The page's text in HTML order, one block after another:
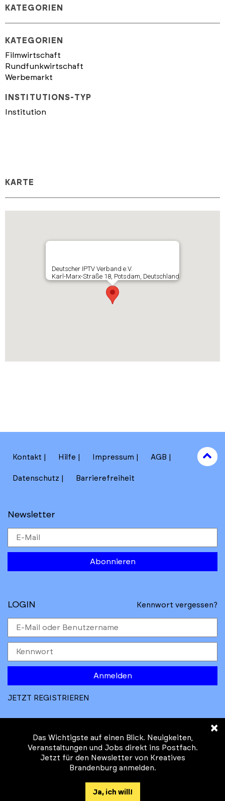
KATEGORIEN
KATEGORIEN
Filmwirtschaft
Rundfunkwirtschaft
Werbemarkt
INSTITUTIONS-TYP
Institution
KARTE
Deutscher IPTV Verband e.V.
Karl-Marx-Straße 18, Potsdam, Deutschland
Kontakt Hilfe Impressum AGB
Datenschutz Barrierefreiheit
Newsletter
Abonnieren
to
top
LOGIN Kennwort vergessen?
Anmelden
JETZT REGISTRIEREN
© Kreatives Brandenburg im Auftrag des
Klimaschutz des Landes Brandenburg
×
Das Wichtigste auf einen Blick. Neuigkeiten,
Veranstaltungen und Jobs direkt ins Postfach.
Jetzt für den Newsletter von Kreatives
Brandenburg anmelden.
Ja, ich will!